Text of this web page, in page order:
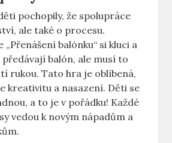
pochopily, že spolupráce
ale také o procesu.
balónku“ si kluci a
balón, ale musí to
rukou. Tato hra je oblíbená,
kreativitu a nasazení. Děti se
a to je v pořádku! Každé
vedou k novým nápadům a